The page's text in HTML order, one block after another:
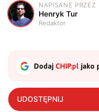
H
NAPISANE PRZEZ
Henryk Tur
Redaktor
DodajCHIP.pl jako
UDOSTĘPNIJ